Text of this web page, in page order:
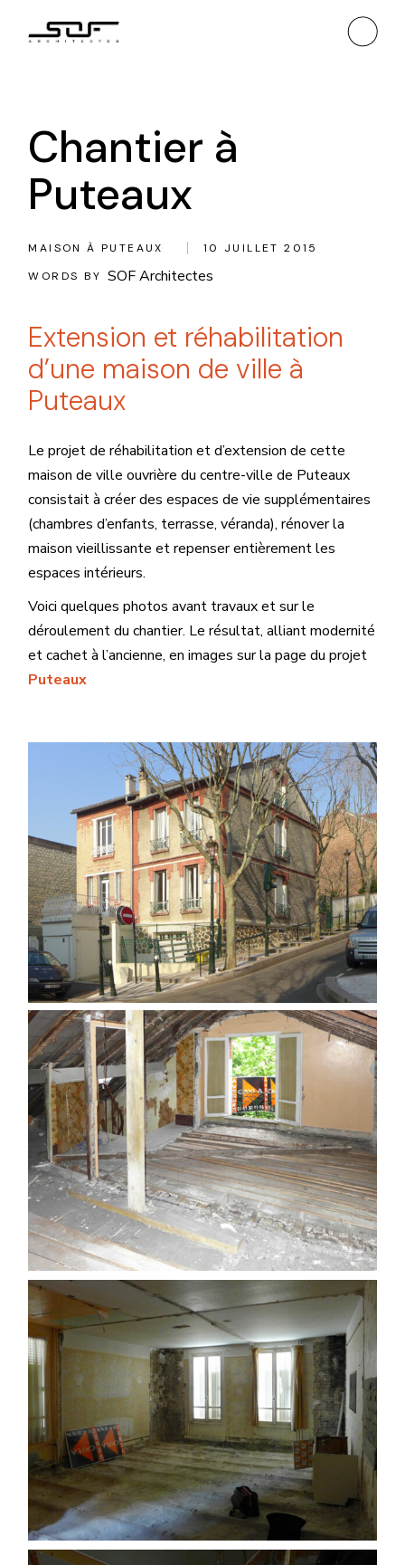
Chantier à
Puteaux
MAISON À PUTEAUX
10 JUILLET 2015
WORDS BY SOF Architectes
Extension et réhabilitation
d’une maison de ville à
Puteaux
Le projet de réhabilitation et d’extension de cette
maison de ville ouvrière du centre-ville de Puteaux
consistait à créer des espaces de vie supplémentaires
(chambres d’enfants, terrasse, véranda), rénover la
maison vieillissante et repenser entièrement les
espaces intérieurs.
Voici quelques photos avant travaux et sur le
déroulement du chantier. Le résultat, alliant modernité
et cachet à l’ancienne, en images sur la page du projet
Puteaux